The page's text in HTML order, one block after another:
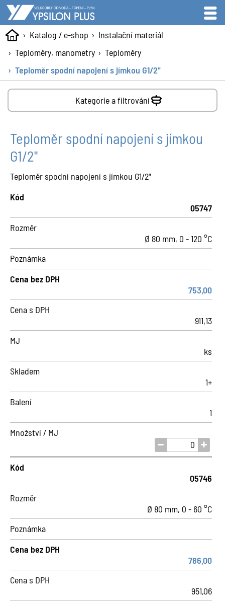
Katalog / e-shop
Instalační materiál
Teploměry, manometry
Teploměry
Teploměr spodní napojení s jímkou G1/2"
Kategorie a filtrování
Teploměr spodní napojení s jímkou
G1/2"
Teploměr spodní napojení s jímkou G1/2"
Kód
05747
Rozměr
Ø 80 mm, 0 - 120 °C
Poznámka
Cena bez DPH
753,00
Cena s DPH
911,13
MJ
ks
Skladem
1+
Balení
1
Množství / MJ
Kód
05746
Rozměr
Ø 80 mm, 0 - 60 °C
Poznámka
Cena bez DPH
786,00
Cena s DPH
951,06